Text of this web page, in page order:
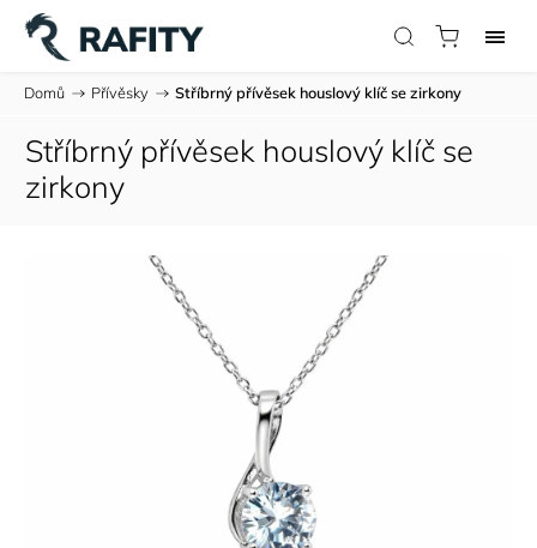
Domů / Přívěsky / Stříbrný přívěsek houslový klíč se zirkony
Stříbrný přívěsek houslový klíč se
zirkony